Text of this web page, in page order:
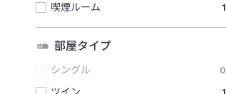
喫煙ルーム
1
部屋タイプ
シングル
0
ツイン
1